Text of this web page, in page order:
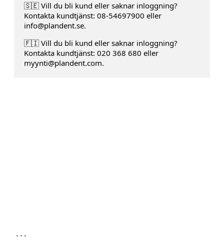
🇸🇪 Vill du bli kund eller saknar inloggning?
Kontakta kundtjänst: 08-54697900 eller
info@plandent.se.
🇫🇮 Vill du bli kund eller saknar inloggning?
Kontakta kundtjänst: 020 368 680 eller
myynti@plandent.com.
...